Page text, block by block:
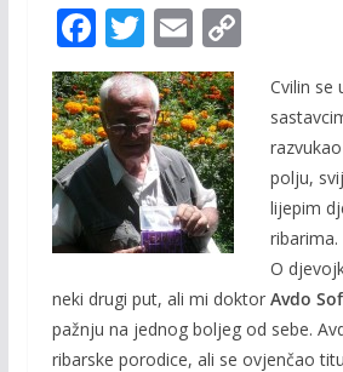
F
ac
e
b
o
o
k
T
w
itt
er
E
m
ai
l
C
Li
Cvilin se
polju,
lijepim
ribarima.
O
neki drugi put, ali mi doktor Avdo
pažnju na jednog boljeg od sebe.
ribarske porodice, ali se ovjenčao